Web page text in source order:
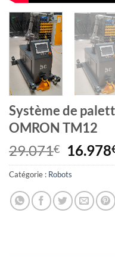
Système de
OMRON TM12
29.071€
Le
prix
initial
était :
16.978
Catégorie : Robots